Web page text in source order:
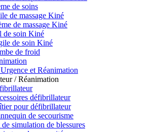
de soins
de massage Kiné
de massage Kiné
de soin Kiné
de soin Kiné
de froid
et Réanimation
/ Réanimation
défibrillateur
pour défibrillateur
de secourisme
simulation de blessures